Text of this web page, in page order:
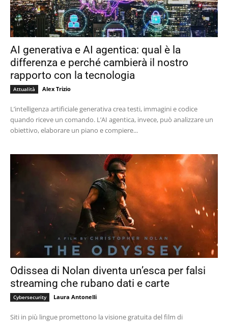
AI generativa e AI agentica: qual è la
differenza e perché cambierà il nostro
rapporto con la tecnologia
Attualità Alex Trizio
L’intelligenza artificiale generativa crea testi, immagini e codice
quando riceve un comando. L’AI agentica, invece, può analizzare un
obiettivo, elaborare un piano e compiere...
Odissea di Nolan diventa un’esca per falsi
streaming che rubano dati e carte
Cybersecurity Laura Antonelli
Siti in più lingue promettono la visione gratuita del film di